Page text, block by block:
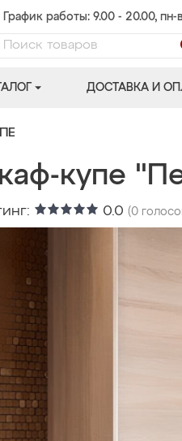
График работы: 9.00 - 20.00, пн-
ДОСТАВКА И
купе
0.0 (0